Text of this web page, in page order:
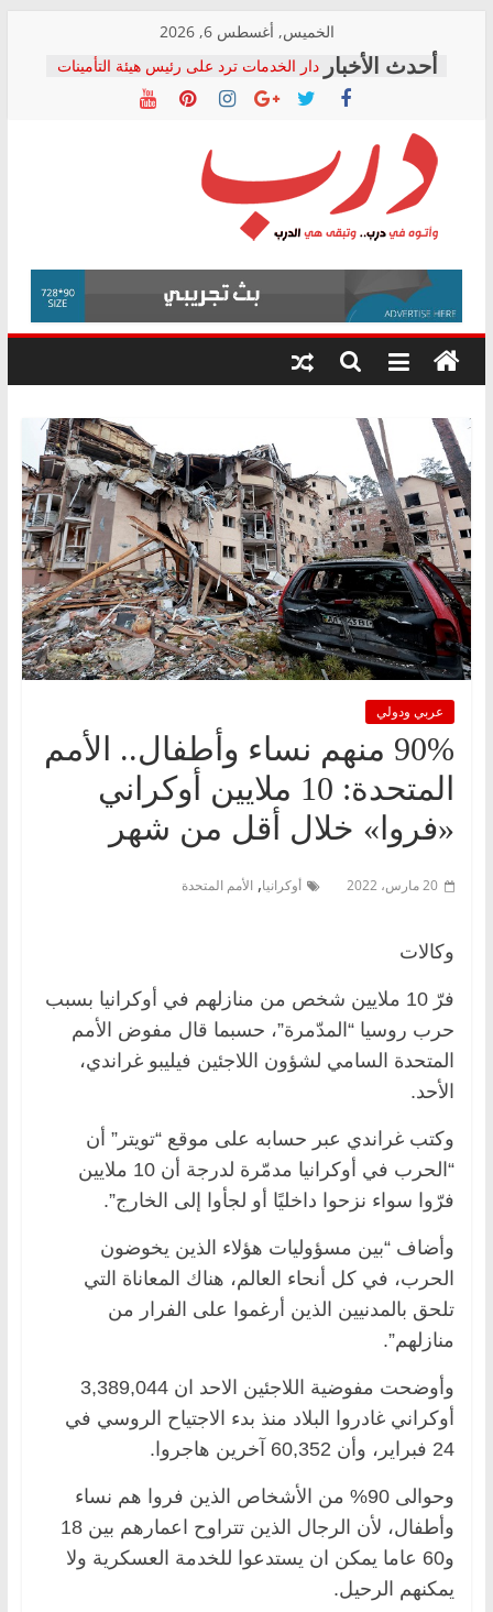
content
الخميس, أغسطس 6, 2026
دار الخدمات ترد على رئيس هيئة التأمينات
بعد مؤتمره الصحفي: إنكار الأزمة لا ينهي
معاناة أصحاب المعاشات.. ونطالب بكشف
فرحات سليمان يكتب: القطاع الصحي إلى
أين؟
حزب التحالف الشعبي يطلق لجنة “الحق
في الصحة” بالإسكندرية لرصد الانتهاكات
ودعم المرضى
الوزاري لمدينة الصحفيين.. وانتهاء أعمال
إنشاء المبنى الإداري
المجلس القومي لحقوق الإنسان يعلن
متابعة قضية الدكتور محمد زهران.. ويؤكد:
قرينة البراءة وضمانات المحاكمة العادلة
درب
وأتوه
درب..
وتبقى
هي
عربي ودولي
90% منهم نساء وأطفال.. الأمم
المتحدة: 10 ملايين أوكراني
«فروا» خلال أقل من شهر
20 مارس، 2022 أوكرانيا, الأمم المتحدة
وكالات
فرّ 10 ملايين شخص من منازلهم في أوكرانيا بسبب
حرب روسيا “المدّمرة”، حسبما قال مفوض الأمم
المتحدة السامي لشؤون اللاجئين فيليبو غراندي،
الأحد.
وكتب غراندي عبر حسابه على موقع “تويتر” أن
“الحرب في أوكرانيا مدمّرة لدرجة أن 10 ملايين
فرّوا سواء نزحوا داخليًا أو لجأوا إلى الخارج”.
وأضاف “بين مسؤوليات هؤلاء الذين يخوضون
الحرب، في كل أنحاء العالم، هناك المعاناة التي
تلحق بالمدنيين الذين أرغموا على الفرار من
منازلهم”.
وأوضحت مفوضية اللاجئين الاحد ان 3,389,044
أوكراني غادروا البلاد منذ بدء الاجتياح الروسي في
24 فبراير، وأن 60,352 آخرين هاجروا.
وحوالى 90% من الأشخاص الذين فروا هم نساء
وأطفال، لأن الرجال الذين تتراوح اعمارهم بين 18
و60 عاما يمكن ان يستدعوا للخدمة العسكرية ولا
يمكنهم الرحيل.